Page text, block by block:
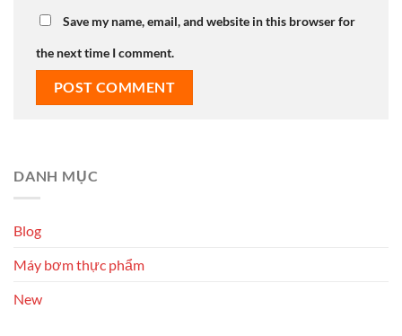
Save my name, email, and website in this browser for
the next time I comment.
DANH MỤC
Blog
Máy bơm thực phẩm
New